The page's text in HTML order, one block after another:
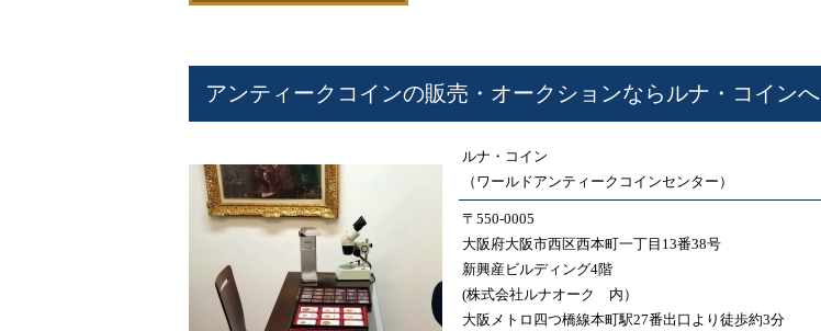
アンティークコインの販売・オークションならルナ・コインへ
ルナ・コイン
（ワールドアンティークコインセンター）
〒550-0005
大阪府大阪市西区西本町一丁目13番38号
新興産ビルディング4階
(株式会社ルナオーク 内）
大阪メトロ四つ橋線本町駅27番出口より徒歩約3分